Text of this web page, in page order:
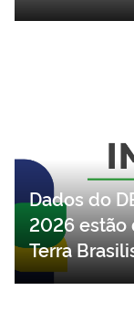
Dados do
2026 estão
Terra